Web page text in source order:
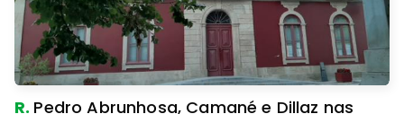
R. Pedro Abrunhosa, Camané e Dillaz nas